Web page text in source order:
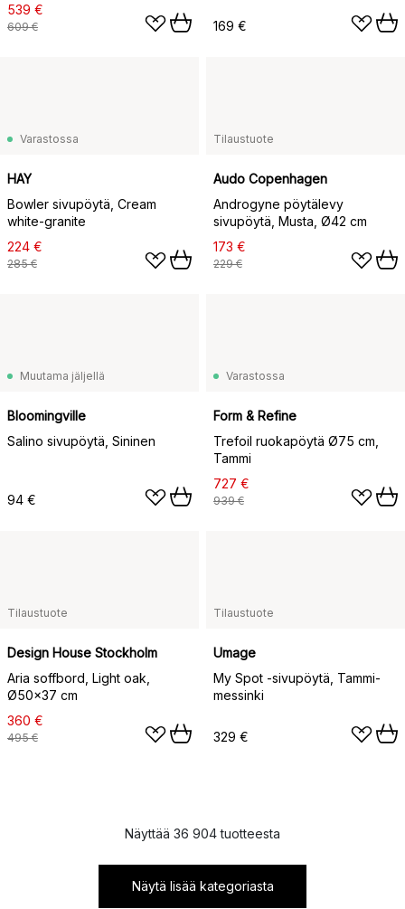
539 €
609 € 169 €
Varastossa
HAY
Bowler sivupöytä, Cream
white-granite
224 €
285 €
Tilaustuote
Audo Copenhagen
Androgyne pöytälevy
sivupöytä, Musta, Ø42 cm
173 €
229 €
Muutama jäljellä
Bloomingville
Salino sivupöytä, Sininen
94 €
Varastossa
Form & Refine
Trefoil ruokapöytä Ø75 cm,
Tammi
727 €
939 €
Tilaustuote
Design House Stockholm
Aria soffbord, Light oak,
Ø50x37 cm
360 €
495 €
Tilaustuote
Umage
My Spot -sivupöytä, Tammi-
messinki
329 €
Näyttää 36 904 tuotteesta
Näytä lisää kategoriasta